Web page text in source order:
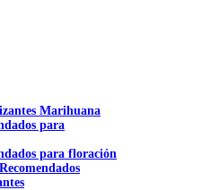
Marihuana
para
para floración